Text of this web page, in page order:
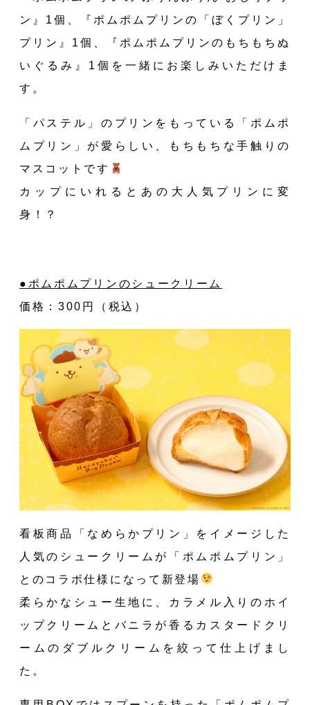
ン』1個、『ポムポムプリンの「ぼくプリン」
プリン』1個、『ポムポムプリンのもちもちぬ
いぐるみ』1個を一緒にお楽しみいただけま
す。
「パステル」のプリンをもっている「ポムポ
ムプリン」が愛らしい、もちもちな手触りの
マスコットです
カップにいれるとあの大人気プリンに変
身！？
●ポムポムプリンのシュークリーム
価格：300円（税込）
看板商品「なめらかプリン」をイメージした
人気のシュークリームが「ポムポムプリン」
とのコラボ仕様になって新登場
柔らかなシュー生地に、カラメル入りのホイ
ップクリームとバニラが香るカスタードクリ
ームのダブルクリームを絞って仕上げまし
た。